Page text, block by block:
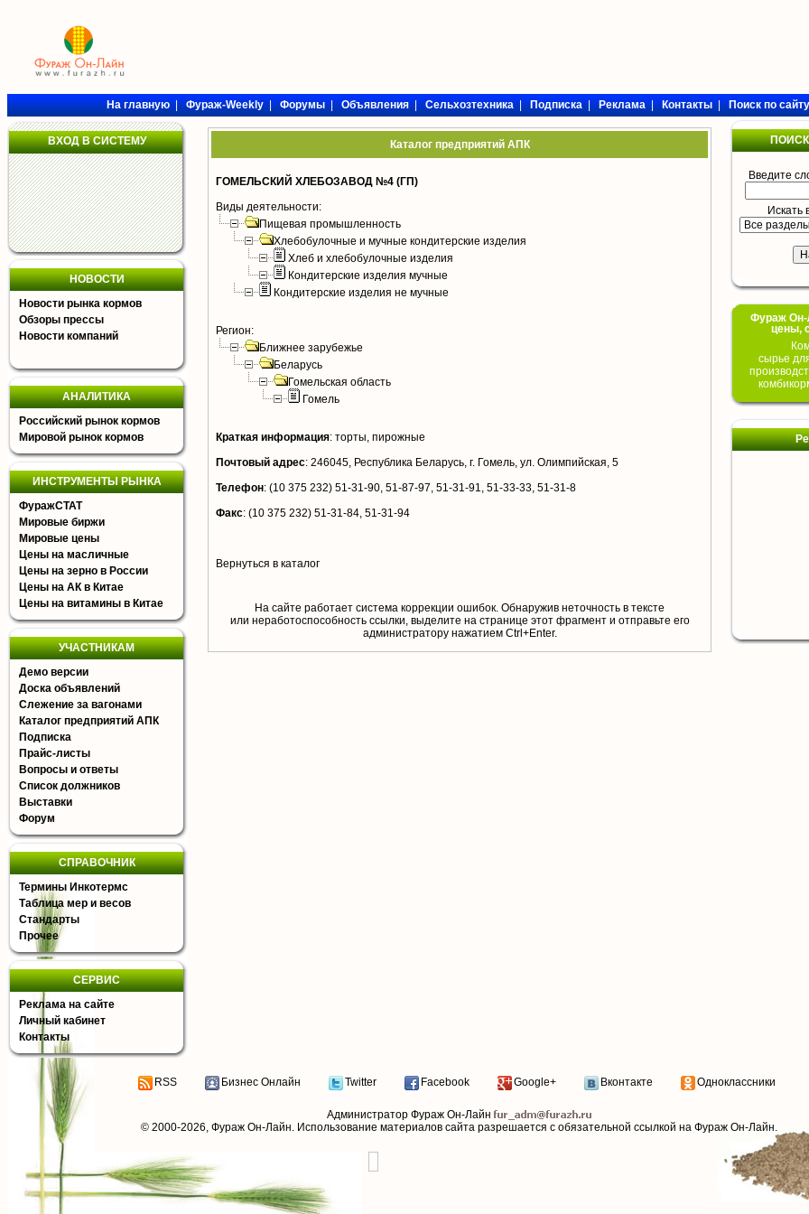
На главную|Фураж-Weekly|Форумы|Объявления|Сельхозтехника|Подписка|Реклама|Контакты|Поиск по сайту
ВХОД В СИСТЕМУ
НОВОСТИ
Новости рынка кормов
Обзоры прессы
Новости компаний
АНАЛИТИКА
Российский рынок кормов
Мировой рынок кормов
ИНСТРУМЕНТЫ РЫНКА
ФуражСТАТ
Мировые биржи
Мировые цены
Цены на масличные
Цены на зерно в России
Цены на АК в Китае
Цены на витамины в Китае
УЧАСТНИКАМ
Демо версии
Доска объявлений
Слежение за вагонами
Каталог предприятий АПК
Подписка
Прайс-листы
Вопросы и ответы
Список должников
Выставки
Форум
СПРАВОЧНИК
Термины Инкотермс
Таблица мер и весов
Стандарты
Прочее
СЕРВИС
Реклама на сайте
Личный кабинет
Контакты
Каталог предприятий АПК
ГОМЕЛЬСКИЙ ХЛЕБОЗАВОД №4 (ГП)
Виды деятельности:
Пищевая промышленность
Хлебобулочные и мучные кондитерские изделия
Хлеб и хлебобулочные изделия
Кондитерские изделия мучные
Кондитерские изделия не мучные
Регион:
Ближнее зарубежье
Беларусь
Гомельская область
Гомель
Краткая информация: торты, пирожные
Почтовый адрес: 246045, Республика Беларусь, г. Гомель, ул. Олимпийская, 5
Телефон: (10 375 232) 51-31-90, 51-87-97, 51-31-91, 51-33-33, 51-31-8
Факс: (10 375 232) 51-31-84, 51-31-94
Вернуться в каталог
На сайте работает система коррекции ошибок. Обнаружив неточность в тексте
или неработоспособность ссылки, выделите на странице этот фрагмент и отправьте его
aдминистратору нажатием Ctrl+Enter.
Введите
Искать
Фураж Он-
цены,
сырье
RSS Бизнес Онлайн Twitter Facebook Google+ Вконтакте Одноклассники
Администратор Фураж Он-Лайн
© 2000-2026, Фураж Он-Лайн. Использование материалов сайта разрешается с обязательной ссылкой на Фураж Он-Лайн.